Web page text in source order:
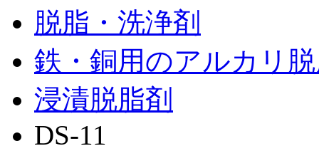
脱脂・洗浄剤
鉄・銅用のアルカリ
浸漬脱脂剤
DS-11